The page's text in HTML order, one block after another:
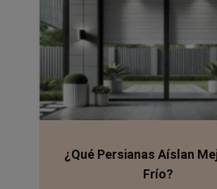
¿Qué Persianas Aíslan
Frío?